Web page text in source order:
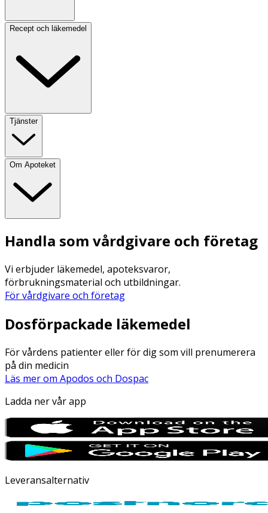
Recept och läkemedel
Tjänster
Om Apoteket
Handla som vårdgivare och företag
Vi erbjuder läkemedel, apoteksvaror,
förbrukningsmaterial och utbildningar.
För vårdgivare och företag
Dosförpackade läkemedel
För vårdens patienter eller för dig som vill prenumerera
på din medicin
Läs mer om Apodos och Dospac
Ladda ner vår app
Leveransalternativ